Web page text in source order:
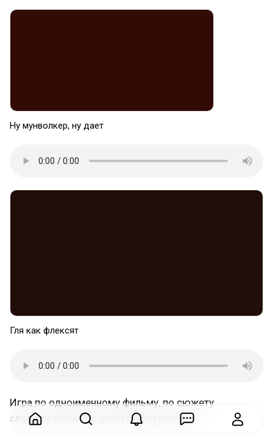
Ну мунволкер, ну дает
Гля как флексят
Игра по одноименному фильму, по сюжету
спасаем детей, да даем леща главгаду.